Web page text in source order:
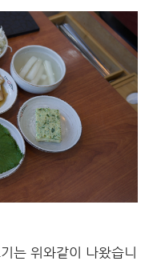
는 위와같이 나왔습니